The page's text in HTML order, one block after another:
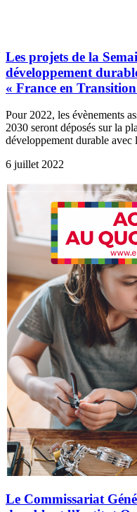
Les projets de la
développement
« France en
Pour 2022, les évènements
2030 seront déposés sur la
développement durable
6 juillet 2022
Le Commissariat